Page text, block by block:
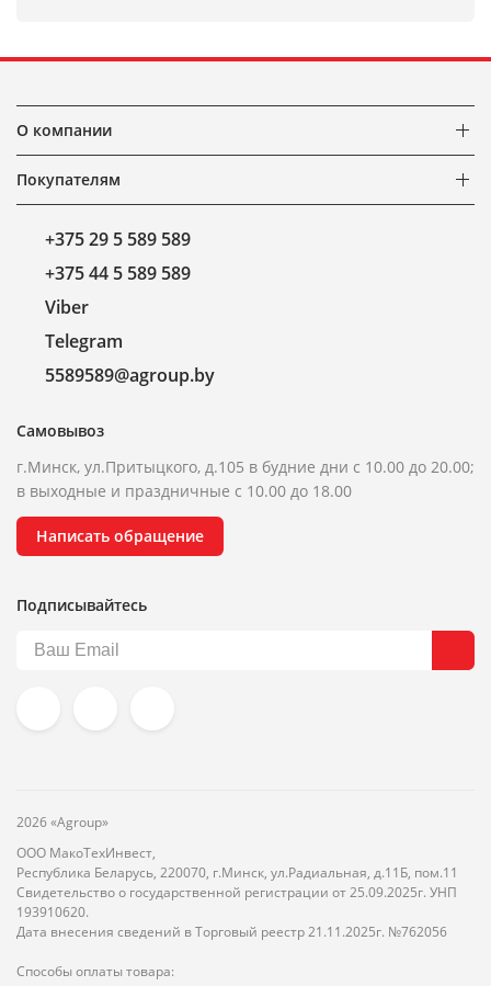
О компании
Покупателям
+375 29 5 589 589
+375 44 5 589 589
Viber
Telegram
5589589@agroup.by
Самовывоз
г.Минск, ул.Притыцкого, д.105 в будние дни с 10.00 до 20.00;
в выходные и праздничные с 10.00 до 18.00
Написать обращение
Подписывайтесь
2026 «Agroup»
ООО МакоТехИнвест,
Республика Беларусь, 220070, г.Минск, ул.Радиальная, д.11Б, пом.11
Свидетельство о государственной регистрации от 25.09.2025г. УНП
193910620.
Дата внесения сведений в Торговый реестр 21.11.2025г. №762056
Способы оплаты товара: